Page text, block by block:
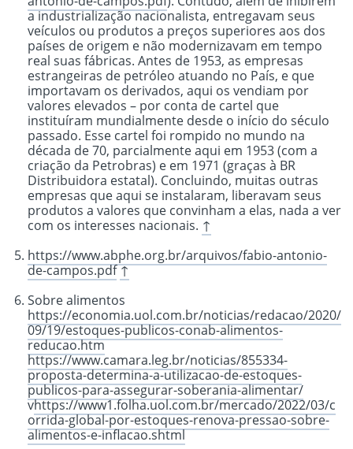
a industrialização nacionalista, entregavam seus
veículos ou produtos a preços superiores aos dos
países de origem e não modernizavam em tempo
real suas fábricas. Antes de 1953, as empresas
estrangeiras de petróleo atuando no País, e que
importavam os derivados, aqui os vendiam por
valores elevados – por conta de cartel que
instituíram mundialmente desde o início do século
passado. Esse cartel foi rompido no mundo na
década de 70, parcialmente aqui em 1953 (com a
criação da Petrobras) e em 1971 (graças à BR
Distribuidora estatal). Concluindo, muitas outras
empresas que aqui se instalaram, liberavam seus
produtos a valores que convinham a elas, nada a ver
com os interesses nacionais. ↑
https://www.abphe.org.br/arquivos/fabio-antonio-
de-campos.pdf↑
Sobre alimentos
https://economia.uol.com.br/noticias/redacao/2020/
09/19/estoques-publicos-conab-alimentos-
reducao.htm
https://www.camara.leg.br/noticias/855334-
proposta-determina-a-utilizacao-de-estoques-
publicos-para-assegurar-soberania-alimentar/
vhttps://www1.folha.uol.com.br/mercado/2022/03/c
orrida-global-por-estoques-renova-pressao-sobre-
alimentos-e-inflacao.shtml